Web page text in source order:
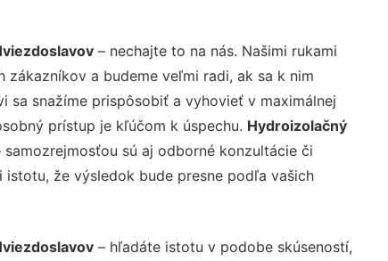
– nechajte to na nás. Našimi rukami
a budeme veľmi radi, ak sa k nim
sa snažíme prispôsobiť a vyhovieť v maximálnej
prístup je kľúčom k úspechu. Hydroizolačný
samozrejmosťou sú aj odborné konzultácie či
že výsledok bude presne podľa vašich
– hľadáte istotu v podobe skúseností,